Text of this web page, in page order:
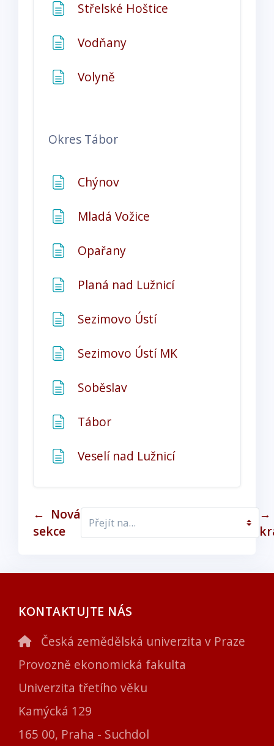
Střelské Hoštice
VodňanyStránka
Volyně
Okres Tábor
ChýnovStránka
Mladá Vožice
OpařanyStránka
Planá nad LužnicíStránka
Sezimovo ÚstíStránka
Sezimovo Ústí MKStránka
SoběslavStránka
TáborStránka
Veselí nad LužnicíStránka
← Nová
sekce
→
KONTAKTUJTE NÁS
Česká zemědělská univerzita v Praze
Provozně ekonomická fakulta
Univerzita třetího věku
Kamýcká 129
165 00, Praha - Suchdol